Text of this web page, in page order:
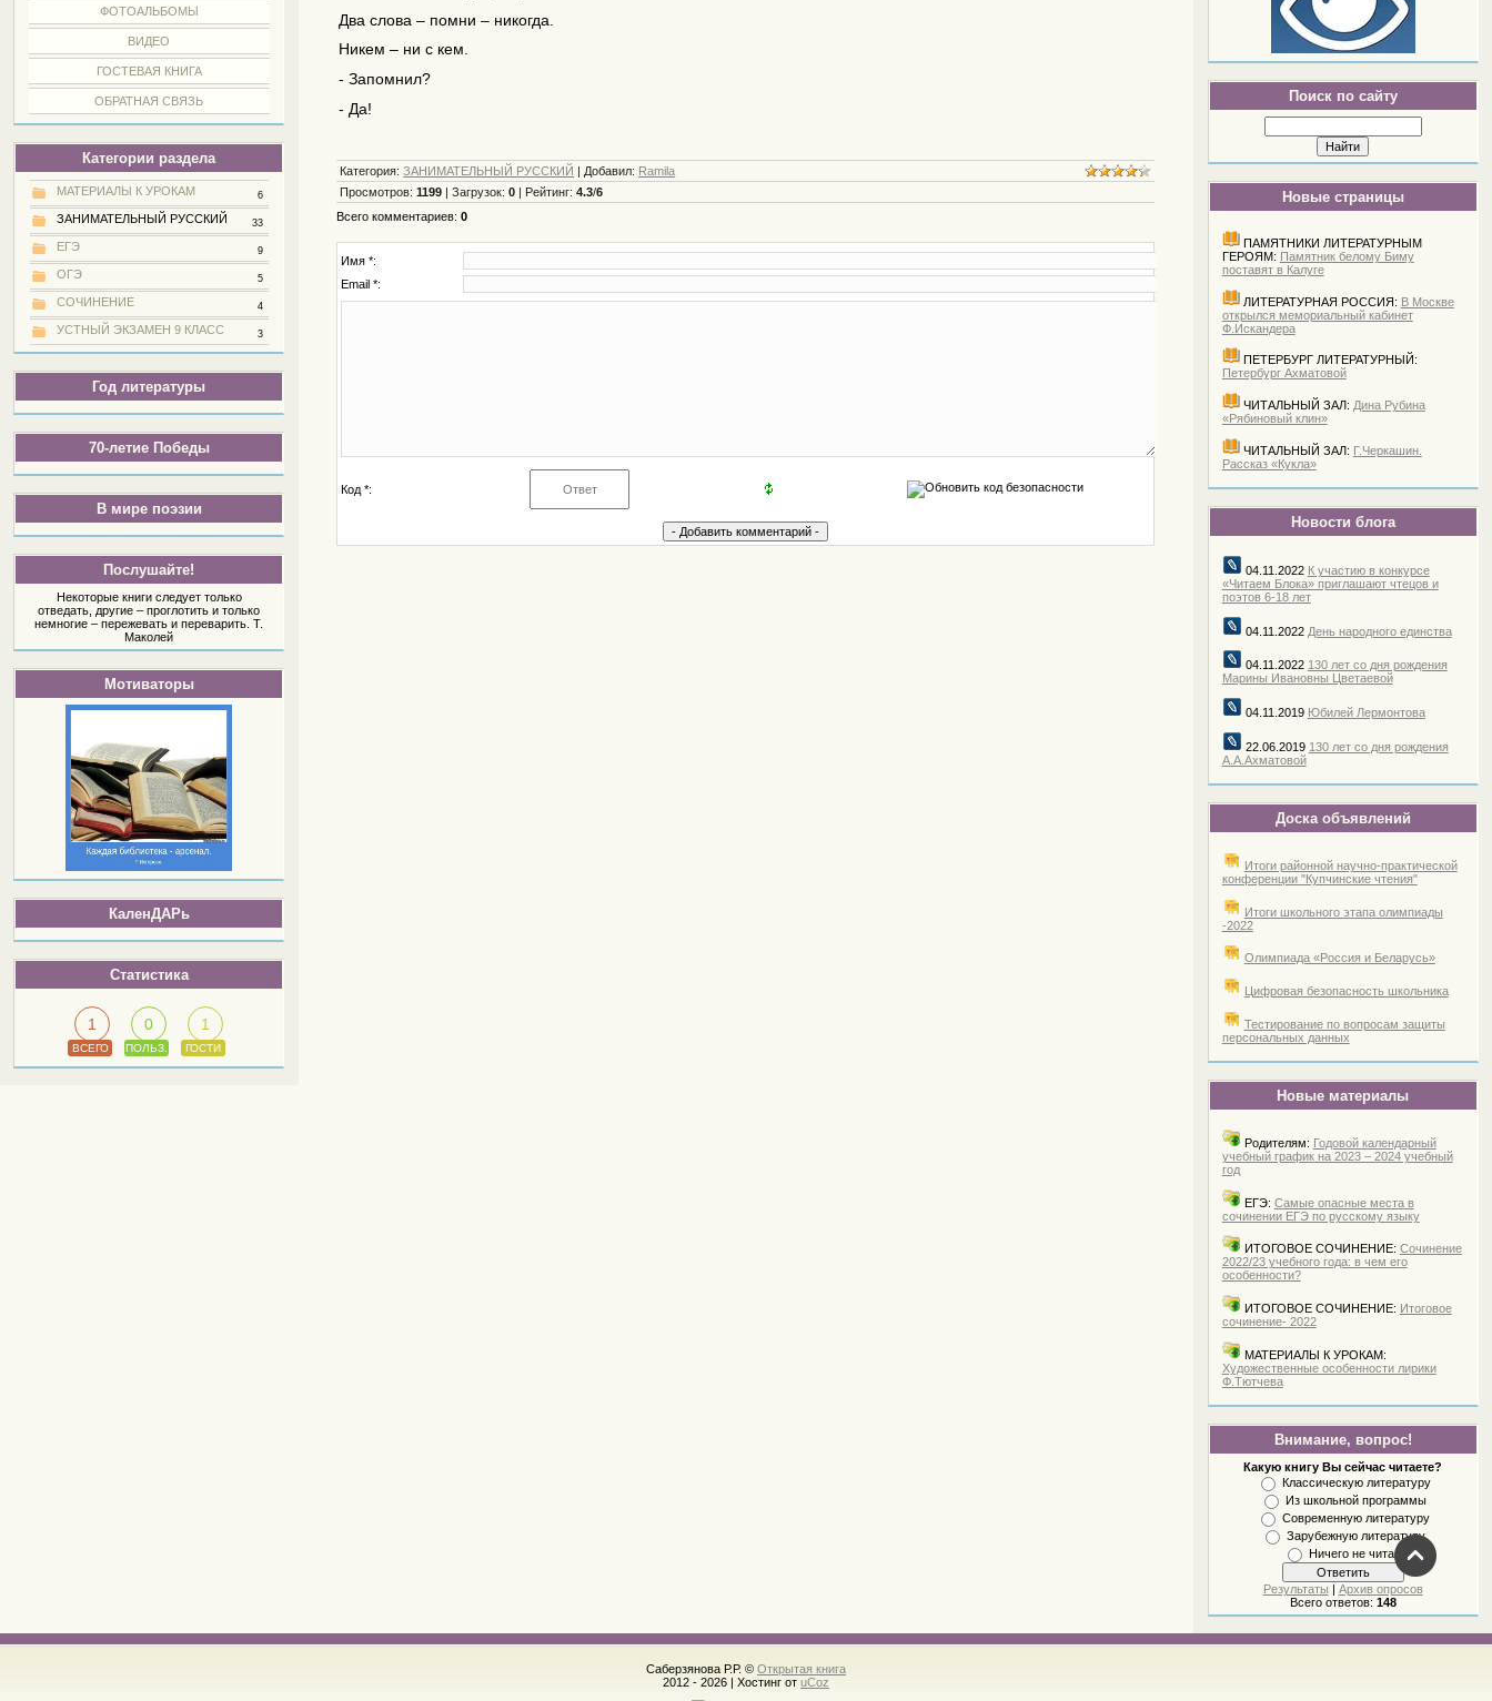
ФОТОАЛЬБОМЫ
ВИДЕО
ГОСТЕВАЯ КНИГА
ОБРАТНАЯ СВЯЗЬ
Категории раздела
МАТЕРИАЛЫ К УРОКАМ 6
ЗАНИМАТЕЛЬНЫЙ РУССКИЙ 33
ЕГЭ 9
ОГЭ 5
СОЧИНЕНИЕ 4
УСТНЫЙ ЭКЗАМЕН 9 КЛАСС 3
Год литературы
70-летие Победы
В мире поэзии
Послушайте!
Некоторые книги следует только
отведать, другие – проглотить и только
немногие – пережевать и переварить. Т.
Маколей
Мотиваторы
КаленДАРь
Статистика
1
ВСЕГО
0
ПОЛЬЗ.
1
ГОСТИ
Поиск по сайту
Новые страницы
ПАМЯТНИКИ ЛИТЕРАТУРНЫМ
ГЕРОЯМ: Памятник белому Биму
поставят в Калуге
ЛИТЕРАТУРНАЯ РОССИЯ: В Москве
открылся мемориальный кабинет
Ф.Искандера
ПЕТЕРБУРГ ЛИТЕРАТУРНЫЙ:
Петербург Ахматовой
ЧИТАЛЬНЫЙ ЗАЛ: Дина Рубина
«Рябиновый клин»
ЧИТАЛЬНЫЙ ЗАЛ: Г.Черкашин.
Рассказ «Кукла»
Новости блога
04.11.2022 К участию в конкурсе
«Читаем Блока» приглашают чтецов и
поэтов 6-18 лет
04.11.2022 День народного единства
04.11.2022 130 лет со дня рождения
Марины Ивановны Цветаевой
04.11.2019 Юбилей Лермонтова
22.06.2019 130 лет со дня рождения
А.А.Ахматовой
Доска объявлений
Итоги районной научно-практической
конференции "Купчинские чтения"
Итоги школьного этапа олимпиады
-2022
Олимпиада «Россия и Беларусь»
Цифровая безопасность школьника
Тестирование по вопросам защиты
персональных данных
Новые материалы
Родителям: Годовой календарный
учебный график на 2023 – 2024 учебный
год
ЕГЭ: Самые опасные места в
сочинении ЕГЭ по русскому языку
ИТОГОВОЕ СОЧИНЕНИЕ: Сочинение
2022/23 учебного года: в чем его
особенности?
ИТОГОВОЕ СОЧИНЕНИЕ: Итоговое
сочинение- 2022
МАТЕРИАЛЫ К УРОКАМ:
Художественные особенности лирики
Ф.Тютчева
Внимание, вопрос!
Какую книгу Вы сейчас читаете?
Классическую литературу
Из школьной программы
Современную литературу
Зарубежную литературу
Ничего не читаю
Результаты | Архив опросов
Всего ответов: 148
Два слова – помни – никогда.
Никем – ни с кем.
- Запомнил?
- Да!
Категория:ЗАНИМАТЕЛЬНЫЙ РУССКИЙ | Добавил: Ramila
Просмотров:1199 |Загрузок:0 | Рейтинг:4.3/6
Всего комментариев:0
Имя *:
Email *:
Код *:
Саберзянова Р.Р. © Открытая книга
2012 - 2026 | Хостинг от uCoz